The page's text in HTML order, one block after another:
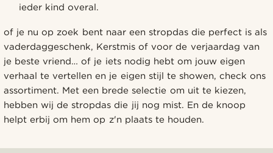
ieder kind overal.
of je nu op zoek bent naar een stropdas die perfect is als
vaderdaggeschenk, Kerstmis of voor de verjaardag van
je beste vriend… of je iets nodig hebt om jouw eigen
verhaal te vertellen en je eigen stijl te showen, check ons
assortiment. Met een brede selectie om uit te kiezen,
hebben wij de stropdas die jij nog mist. En de knoop
helpt erbij om hem op z'n plaats te houden.